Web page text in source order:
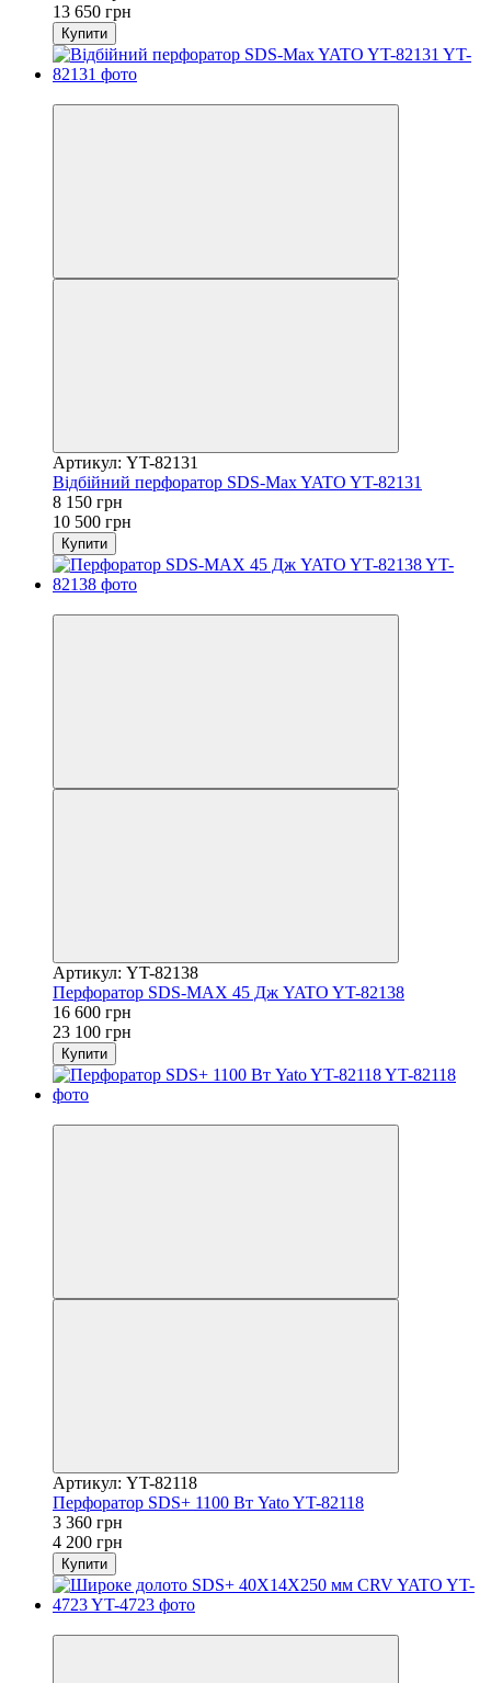
13 650 грн
Купити
Артикул: YT-82131
Відбійний перфоратор SDS-Max YATO YT-82131
8 150 грн
10 500 грн
Купити
Артикул: YT-82138
Перфоратор SDS-MAX 45 Дж YATO YT-82138
16 600 грн
23 100 грн
Купити
Артикул: YT-82118
Перфоратор SDS+ 1100 Вт Yato YT-82118
3 360 грн
4 200 грн
Купити